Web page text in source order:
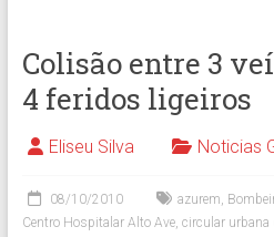
Colisão entre 3
4 feridos ligeiros
Eliseu Silva Noticias
08/10/2010 azurem,
Centro Hospitalar Alto Ave, circular urbana